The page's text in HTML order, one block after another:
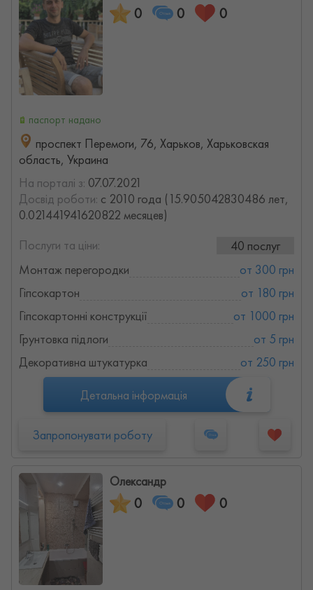
0 0 0
паспорт надано
проспект Перемоги, 76, Харьков, Харьковская
область, Украина
На порталі з: 07.07.2021
Досвід роботи: с 2010 года (15.905042830486 лет,
0.021441941620822 месяцев)
Послуги та ціни:
40 послуг
Монтаж перегородки
от 300 грн
Гіпсокартон
от 180 грн
Гіпсокартонні конструкції
от 1000 грн
Грунтовка підлоги
от 5 грн
Декоративна штукатурка
от 250 грн
Детальна інформація
Запропонувати роботу
Олександр
0 0 0